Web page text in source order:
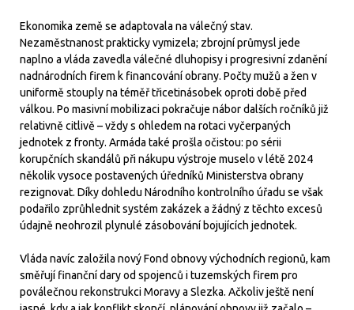
Ekonomika země se adaptovala na válečný stav.
Nezaměstnanost prakticky vymizela; zbrojní průmysl jede
naplno a vláda zavedla válečné dluhopisy i progresivní zdanění
nadnárodních firem k financování obrany. Počty mužů a žen v
uniformě stouply na téměř třicetinásobek oproti době před
válkou. Po masivní mobilizaci pokračuje nábor dalších ročníků již
relativně citlivě – vždy s ohledem na rotaci vyčerpaných
jednotek z fronty. Armáda také prošla očistou: po sérii
korupčních skandálů při nákupu výstroje muselo v létě 2024
několik vysoce postavených úředníků Ministerstva obrany
rezignovat. Díky dohledu Národního kontrolního úřadu se však
podařilo zprůhlednit systém zakázek a žádný z těchto excesů
údajně neohrozil plynulé zásobování bojujících jednotek.
Vláda navíc založila nový Fond obnovy východních regionů, kam
směřují finanční dary od spojenců i tuzemských firem pro
poválečnou rekonstrukci Moravy a Slezka. Ačkoliv ještě není